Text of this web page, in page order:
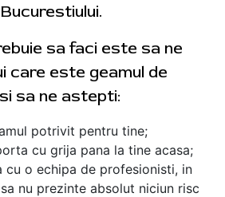
sa faci este sa ne
care este geamul de
sa ne astepti:
potrivit pentru tine;
cu grija pana la tine acasa;
cu o echipa de profesionisti, in
nu prezinte absolut niciun risc